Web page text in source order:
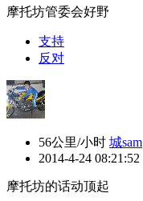
摩托坊管委会好野
支持
反对
56公里/小时 城sam
2014-4-24 08:21:52
摩托坊的话动顶起